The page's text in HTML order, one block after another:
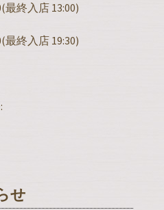
最終入店 13:00)
最終入店 19:30)
せ